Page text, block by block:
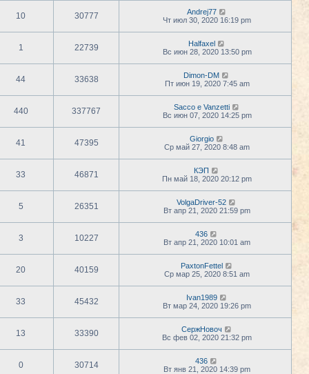
10 30777
Andrej77
Чт июл 30, 2020 16:19 pm
1 22739
Halfaxel
Вс июн 28, 2020 13:50 pm
44 33638
Dimon-DM
Пт июн 19, 2020 7:45 am
440 337767
Sacco e Vanzetti
Вс июн 07, 2020 14:25 pm
41 47395
Giorgio
Ср май 27, 2020 8:48 am
33 46871
КЭП
Пн май 18, 2020 20:12 pm
5 26351
VolgaDriver-52
Вт апр 21, 2020 21:59 pm
3 10227
436
Вт апр 21, 2020 10:01 am
20 40159
PaxtonFettel
Ср мар 25, 2020 8:51 am
33 45432
Ivan1989
Вт мар 24, 2020 19:26 pm
13 33390
СержНовоч
Вс фев 02, 2020 21:32 pm
0 30714
436
Вт янв 21, 2020 14:39 pm